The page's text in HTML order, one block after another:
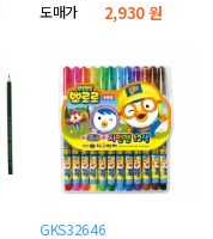
도매가
2,930 원
GKS32646